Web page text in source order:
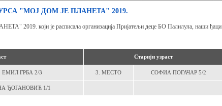
"МОЈ ДОМ ЈЕ ПЛАНЕТА" 2019.
2019. који је расписала организација Пријатељи деце БО Палилула, наши ђаци
Старији узраст
ЕМИЛ ГРБА 2/3 3. МЕСТО СОФИА ПОГАЧАР 5/2
ЂОГАНОВИЋ 1/1